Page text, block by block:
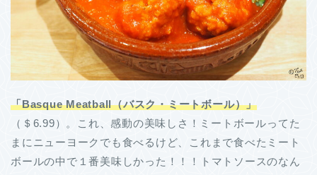
「Basque Meatball（バスク・ミートボール）」
（＄6.99）。これ、感動の美味しさ！ミートボールってた
まにニューヨークでも食べるけど、これまで食べたミート
ボールの中で１番美味しかった！！！トマトソースのなん